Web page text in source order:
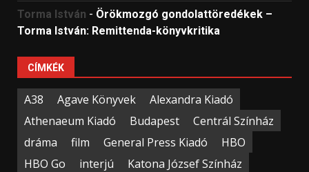
Torma István - Örökmozgó gondolattöredékek –
Torma István: Remittenda-könyvkritika
CÍMKÉK
A38 Agave Könyvek
Alexandra Kiadó
Athenaeum Kiadó
Budapest
Centrál Színház
dráma
film General Press Kiadó
HBO
HBO Go
interjú
Katona József Színház